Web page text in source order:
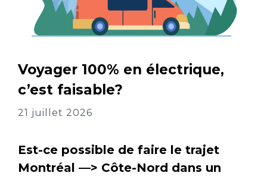
Voyager 100% en électrique,
c’est faisable?
21 juillet 2026
Est-ce possible de faire le trajet
Montréal —> Côte-Nord dans un